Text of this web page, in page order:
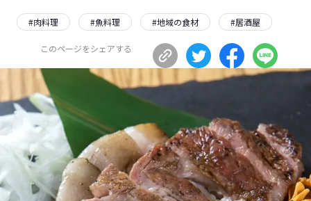
福井エリア
山梨エリア
長野エリア
岐阜エリア
愛知エリア
三重エリア
滋賀エリア
京都エリア
大阪市エリア
北摂エリア
堺・泉州エリア
河内エリア
兵庫エリア
奈良エリア
和歌山エリア
鳥取エリア
島根エリア
#肉料理 #魚料理 #地域の食材 #居酒屋
このページをシェアする